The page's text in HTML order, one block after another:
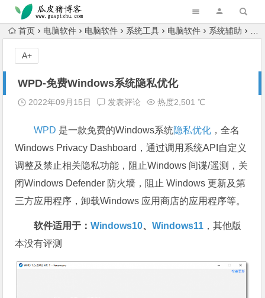
跳转到主内容
首页 电脑软件 电脑软件 系统工具 电脑软件 系统辅助
WPD-免费Windows系统隐私优化
2022年09月15日 发表评论 热度2,501 ℃
WPD 是一款免费的Windows系统隐私优化 ，全名
Windows Privacy Dashboard，通过调用系统API自定义
调整及禁止相关隐私功能，阻止Windows 间谍/遥测，关
闭Windows Defender 防火墙，阻止 Windows 更新及第
三方应用程序，卸载Windows 应用商店的应用程序等。
软件适用于：Windows10、Windows11 ，其他版
本没有评测
A+